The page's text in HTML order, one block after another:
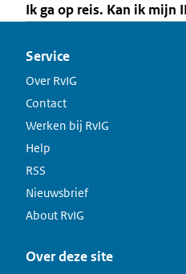
Ik ga op reis. Kan ik mijn
Service
Over RvIG
Contact
Werken bij RvIG
Help
RSS
Nieuwsbrief
About RvIG
Over deze site